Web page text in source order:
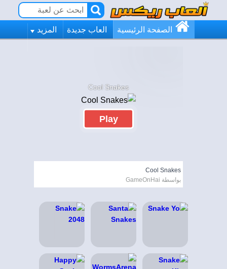
الصفحة الرئيسية العاب جديدة المزيد
Cool Snakes
Play
Cool Snakes
بواسطة GameOnHai